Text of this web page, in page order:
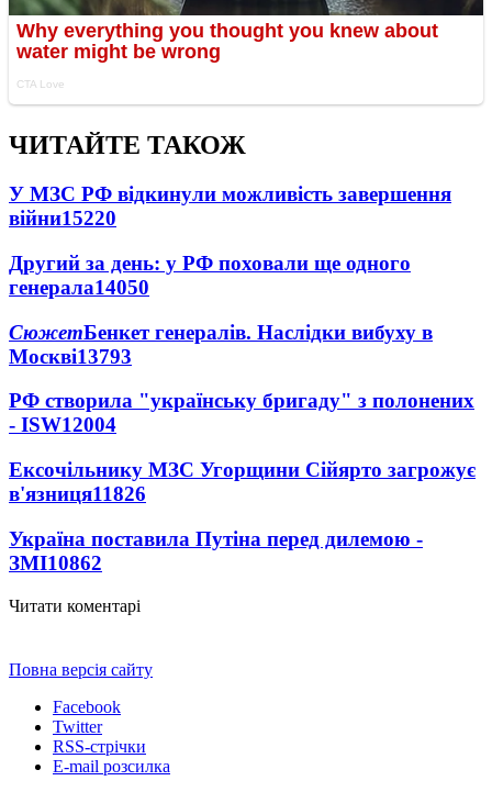
ЧИТАЙТЕ ТАКОЖ
У МЗС РФ відкинули можливість завершення
війни15220
Другий за день: у РФ поховали ще одного
генерала14050
СюжетБенкет генералів. Наслідки вибуху в
Москві13793
РФ створила "українську бригаду" з полонених
- ISW12004
Ексочільнику МЗС Угорщини Сійярто загрожує
в'язниця11826
Україна поставила Путіна перед дилемою -
ЗМІ10862
Читати коментарі
Повна версія сайту
Facebook
Twitter
RSS-стрічки
E-mail розсилка